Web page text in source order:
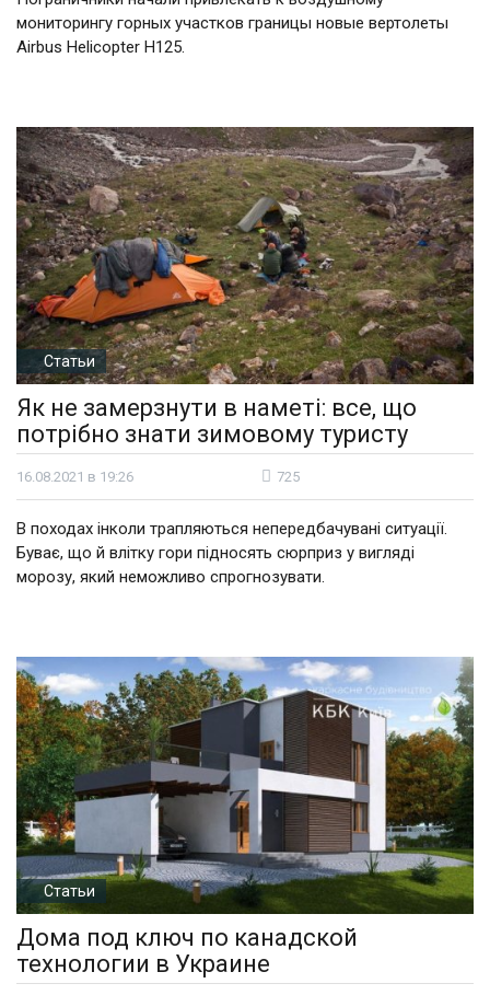
мониторингу горных участков границы новые вертолеты
Airbus Helicopter Н125.
Статьи
Як не замерзнути в наметі: все, що
потрібно знати зимовому туристу
16.08.2021 в 19:26 725
В походах інколи трапляються непередбачувані ситуації.
Буває, що й влітку гори підносять сюрприз у вигляді
морозу, який неможливо спрогнозувати.
Статьи
Дома под ключ по канадской
технологии в Украине